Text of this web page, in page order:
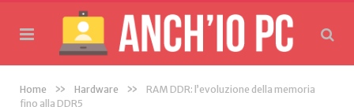
Home » Hardware »
RAM DDR: l’evoluzione della memoria
fino alla DDR5